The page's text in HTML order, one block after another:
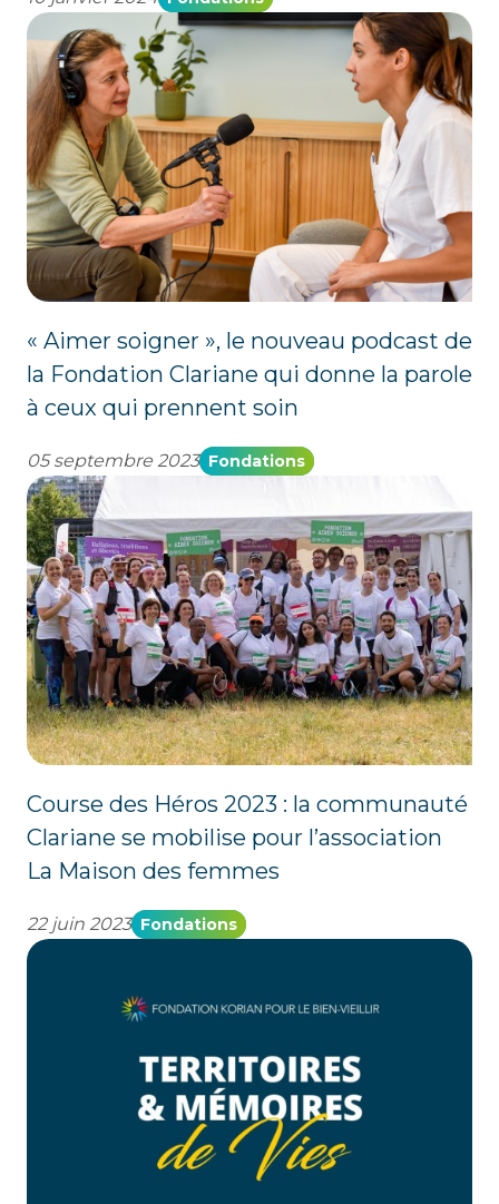
« Aimer soigner », le nouveau podcast de
la Fondation Clariane qui donne la parole
à ceux qui prennent soin
05 septembre 2023 Fondations
Course des Héros 2023 : la communauté
Clariane se mobilise pour l’association
La Maison des femmes
22 juin 2023 Fondations